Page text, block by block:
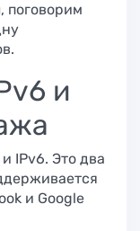
поговорим
и
IPv6. Это два
и Google